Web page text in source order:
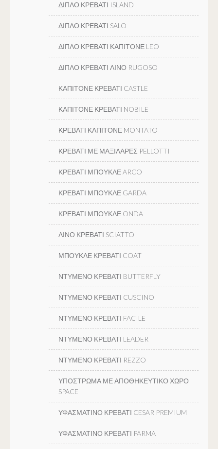
ΔΙΠΛΟ ΚΡΕΒΑΤΙ ISLAND
ΔΙΠΛΟ ΚΡΕΒΑΤΙ SALO
ΔΙΠΛΟ ΚΡΕΒΑΤΙ ΚΑΠΙΤΟΝΕ LEO
ΔΙΠΛΟ ΚΡΕΒΑΤΙ ΛΙΝΟ RUGOSO
ΚΑΠΙΤΟΝΕ ΚΡΕΒΑΤΙ CASTLE
ΚΑΠΙΤΟΝΕ ΚΡΕΒΑΤΙ NOBILE
ΚΡΕΒΑΤΙ ΚΑΠΙΤΟΝΕ MONTATO
ΚΡΕΒΑΤΙ ΜΕ ΜΑΞΙΛΑΡΕΣ PELLOTTI
ΚΡΕΒΑΤΙ ΜΠΟΥΚΛΕ ARCO
ΚΡΕΒΑΤΙ ΜΠΟΥΚΛΕ GARDA
ΚΡΕΒΑΤΙ ΜΠΟΥΚΛΕ ONDA
ΛΙΝΟ ΚΡΕΒΑΤΙ SCIATTO
ΜΠΟΥΚΛΕ ΚΡΕΒΑΤΙ COAT
ΝΤΥΜΕΝΟ ΚΡΕΒΑΤΙ BUTTERFLY
ΝΤΥΜΕΝΟ ΚΡΕΒΑΤΙ CUSCINO
ΝΤΥΜΕΝΟ ΚΡΕΒΑΤΙ FACILE
ΝΤΥΜΕΝΟ ΚΡΕΒΑΤΙ LEADER
ΝΤΥΜΕΝΟ ΚΡΕΒΑΤΙ REZZO
ΥΠΟΣΤΡΩΜΑ ΜΕ ΑΠΟΘΗΚΕΥΤΙΚΟ ΧΩΡΟ
SPACE
ΥΦΑΣΜΑΤΙΝΟ ΚΡΕΒΑΤΙ CESAR PREMIUM
ΥΦΑΣΜΑΤΙΝΟ ΚΡΕΒΑΤΙ PARMA